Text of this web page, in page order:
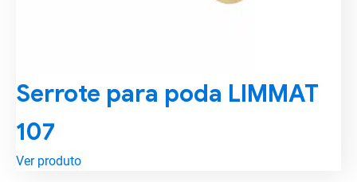
Serrote para poda LIMMAT
107
Ver produto